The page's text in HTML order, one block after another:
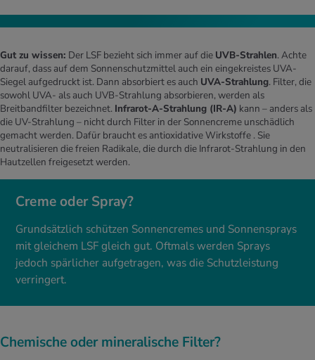
Creme oder Spray?
Grundsätzlich schützen Sonnencremes und Sonnensprays
mit gleichem LSF gleich gut. Oftmals werden Sprays
jedoch spärlicher aufgetragen, was die Schutzleistung
verringert.
Gut zu wissen: Der LSF bezieht sich immer auf die UVB-Strahlen. Achte
darauf, dass auf dem Sonnenschutzmittel auch ein eingekreistes UVA-
Siegel aufgedruckt ist. Dann absorbiert es auch UVA-Strahlung. Filter, die
sowohl UVA- als auch UVB-Strahlung absorbieren, werden als
Breitbandfilter bezeichnet. Infrarot-A-Strahlung (IR-A) kann – anders als
die UV-Strahlung – nicht durch Filter in der Sonnencreme unschädlich
gemacht werden. Dafür braucht es antioxidative Wirkstoffe . Sie
neutralisieren die freien Radikale, die durch die Infrarot-Strahlung in den
Hautzellen freigesetzt werden.
Chemische oder mineralische Filter?